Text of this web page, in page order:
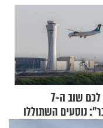
"שיקרה לכם שוב ה-7
נוסעים השתוללו